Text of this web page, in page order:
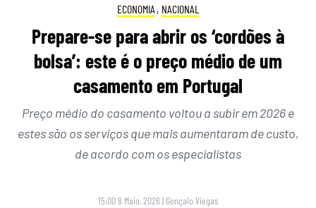
ECONOMIA , NACIONAL
Prepare-se para abrir os ‘cordões à
bolsa’: este é o preço médio de um
casamento em Portugal
Preço médio do casamento voltou a subir em 2026 e
estes são os serviços que mais aumentaram de custo,
de acordo com os especialistas
15:00 8 Maio, 2026 | Gonçalo Viegas